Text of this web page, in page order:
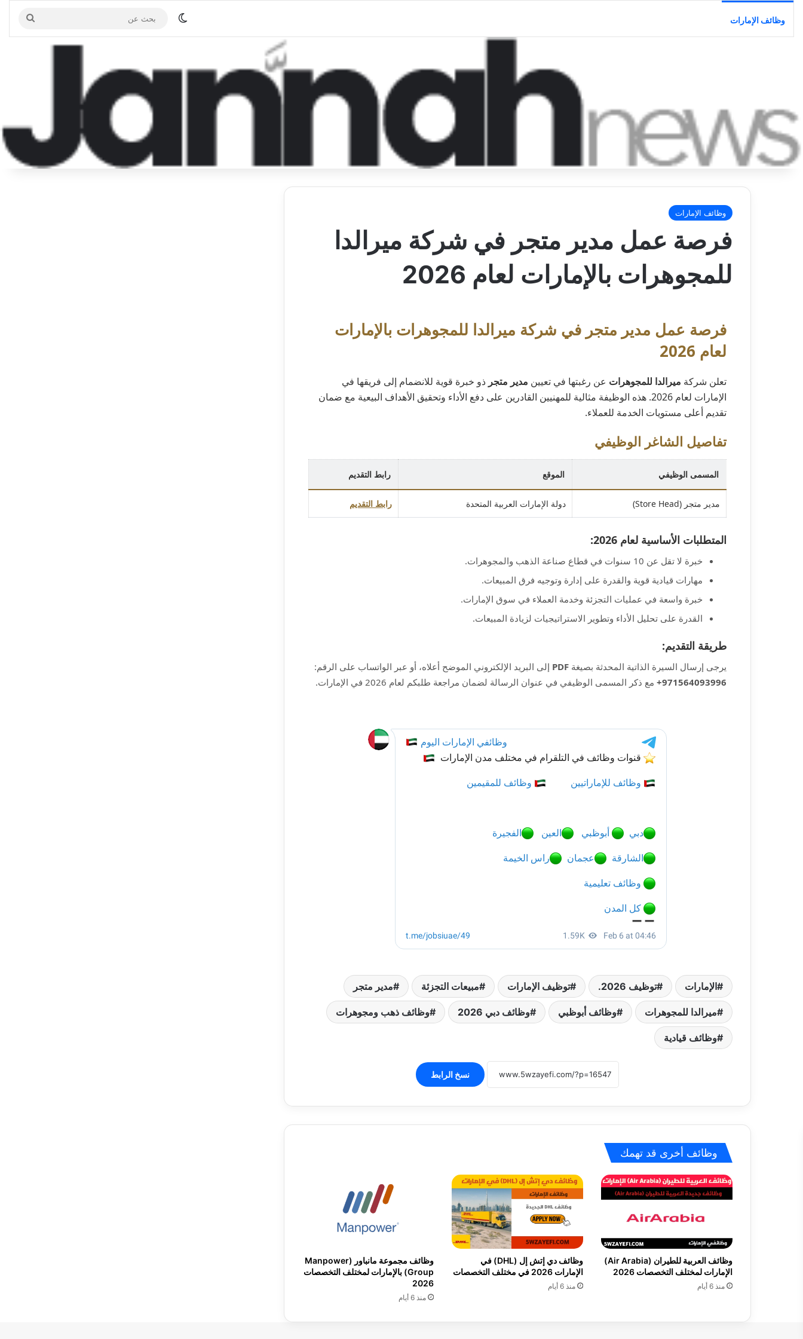
وظائف الإمارات الوضع المظلم
بحث
عن
وظائف الإمارات
فرصة عمل مدير متجر في شركة ميرالدا
للمجوهرات بالإمارات لعام 2026
فرصة عمل مدير متجر في شركة ميرالدا للمجوهرات بالإمارات
لعام 2026
تعلن شركة ميرالدا للمجوهرات عن رغبتها في تعيين مدير متجر ذو خبرة قوية للانضمام إلى فريقها في
الإمارات لعام 2026. هذه الوظيفة مثالية للمهنيين القادرين على دفع الأداء وتحقيق الأهداف البيعية مع ضمان
تقديم أعلى مستويات الخدمة للعملاء.
تفاصيل الشاغر الوظيفي
المسمى الوظيفي الموقع رابط التقديم
مدير متجر (Store Head) دولة الإمارات العربية المتحدة رابط التقديم
المتطلبات الأساسية لعام 2026:
خبرة لا تقل عن 10 سنوات في قطاع صناعة الذهب والمجوهرات.
مهارات قيادية قوية والقدرة على إدارة وتوجيه فرق المبيعات.
خبرة واسعة في عمليات التجزئة وخدمة العملاء في سوق الإمارات.
القدرة على تحليل الأداء وتطوير الاستراتيجيات لزيادة المبيعات.
طريقة التقديم:
يرجى إرسال السيرة الذاتية المحدثة بصيغة PDF إلى البريد الإلكتروني الموضح أعلاه، أو عبر الواتساب على الرقم:
971564093996+
مع ذكر المسمى الوظيفي في عنوان الرسالة لضمان مراجعة طلبكم لعام 2026 في الإمارات.
الإمارات توظيف 2026. توظيف الإمارات مبيعات التجزئة مدير متجر
ميرالدا للمجوهرات وظائف أبوظبي وظائف دبي 2026 وظائف ذهب ومجوهرات
وظائف قيادية
نسخ الرابط
وظائف أخرى قد تهمك
وظائف العربية للطيران (Air Arabia)
الإمارات لمختلف التخصصات 2026
منذ 6 أيام
وظائف دي إتش إل (DHL) في
الإمارات 2026 في مختلف التخصصات
منذ 6 أيام
وظائف مجموعة مانباور (Manpower
Group) بالإمارات لمختلف التخصصات
2026
منذ 6 أيام